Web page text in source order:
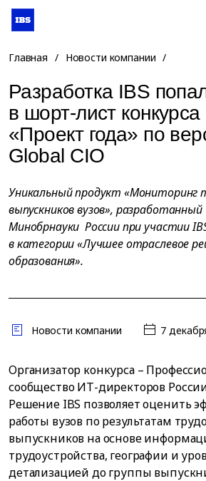
Главная / Новости компании /
Разработка IBS
в шорт-лист конкурса
«Проект года» по
Global CIO
Уникальный продукт «Мониторинг
выпускников вузов», разработанный
Минобрнауки России при участии
в категории «Лучшее отраслевое
образования».
Новости компании 7
Организатор конкурса –
сообщество ИТ-директоров
Решение IBS позволяет оценить
работы вузов по результатам
выпускников на основе
трудоустройства, географии и
детализацией до группы